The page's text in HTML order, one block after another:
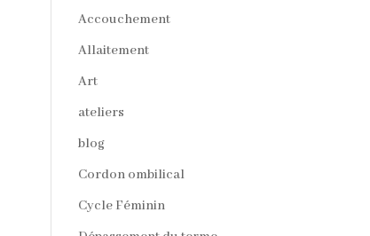
Accouchement
Allaitement
Art
ateliers
blog
Cordon ombilical
Cycle Féminin